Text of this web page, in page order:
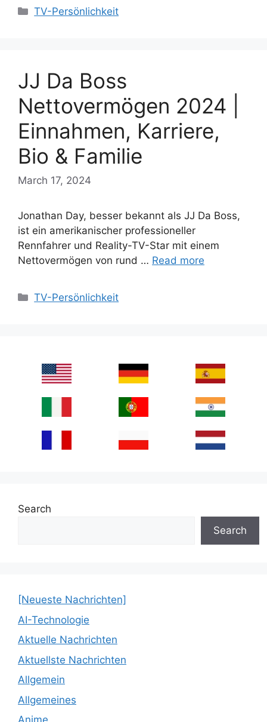
Categories
TV-Persönlichkeit
JJ Da Boss
Nettovermögen 2024 |
Einnahmen, Karriere,
Bio & Familie
March 17, 2024
Jonathan Day, besser bekannt als JJ Da Boss,
ist ein amerikanischer professioneller
Rennfahrer und Reality-TV-Star mit einem
Nettovermögen von rund … Read more
Categories
TV-Persönlichkeit
Search
Search
[Neueste Nachrichten]
AI-Technologie
Aktuelle Nachrichten
Aktuellste Nachrichten
Allgemein
Allgemeines